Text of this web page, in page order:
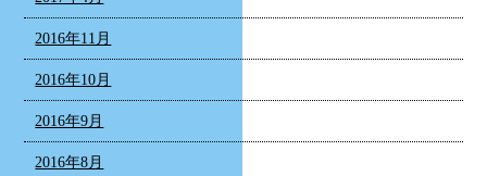
2016年11月
2016年10月
2016年9月
2016年8月